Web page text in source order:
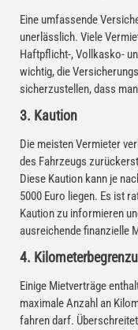
Eine umfassende
unerlässlich. Viele
Haftpflicht-, Vollkasko-
wichtig, die
sicherzustellen, dass
3. Kaution
Die meisten Vermieter
des Fahrzeugs
Diese Kaution kann je
5000 Euro liegen. Es ist
Kaution zu informieren
ausreichende finanzielle
4.
Einige Mietverträge
maximale Anzahl an
fahren darf.